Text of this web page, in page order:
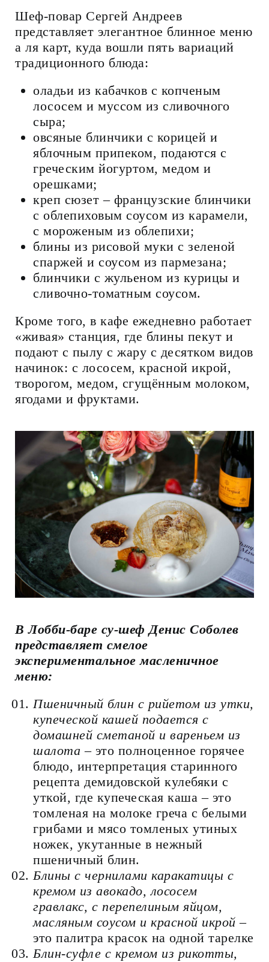
Шеф-повар Сергей Андреев
представляет элегантное блинное меню
а ля карт, куда вошли пять вариаций
традиционного блюда:
оладьи из кабачков с копченым
лососем и муссом из сливочного
сыра;
овсяные блинчики с корицей и
яблочным припеком, подаются с
греческим йогуртом, медом и
орешками;
креп сюзет – французские блинчики
с облепиховым соусом из карамели,
с мороженым из облепихи;
блины из рисовой муки с зеленой
спаржей и соусом из пармезана;
блинчики с жульеном из курицы и
сливочно-томатным соусом.
Кроме того, в кафе ежедневно работает
«живая» станция, где блины пекут и
подают с пылу с жару с десятком видов
начинок: с лососем, красной икрой,
творогом, медом, сгущённым молоком,
ягодами и фруктами.
В Лобби-баре су-шеф Денис Соболев
представляет смелое
экспериментальное масленичное
меню:
Пшеничный блин с рийетом из утки,
купеческой кашей подается с
домашней сметаной и вареньем из
шалота – это полноценное горячее
блюдо, интерпретация старинного
рецепта демидовской кулебяки с
уткой, где купеческая каша – это
томленая на молоке греча с белыми
грибами и мясо томленых утиных
ножек, укутанные в нежный
пшеничный блин.
Блины с чернилами каракатицы с
кремом из авокадо, лососем
гравлакс, c перепелиным яйцом,
масляным соусом и красной икрой –
это палитра красок на одной тарелке
Блин-суфле с кремом из рикотты,